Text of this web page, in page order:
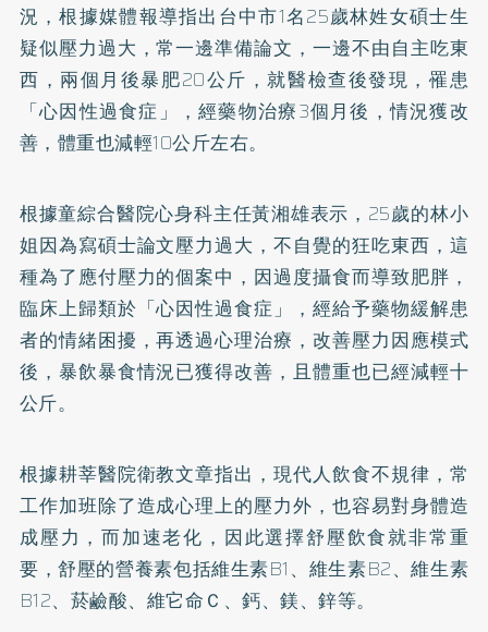
況，根據媒體報導指出台中市1名25歲林姓女碩士生
疑似壓力過大，常一邊準備論文，一邊不由自主吃東
西，兩個月後暴肥20公斤，就醫檢查後發現，罹患
「心因性過食症」，經藥物治療3個月後，情況獲改
善，體重也減輕10公斤左右。
根據童綜合醫院心身科主任黃湘雄表示，25歲的林小
姐因為寫碩士論文壓力過大，不自覺的狂吃東西，這
種為了應付壓力的個案中，因過度攝食而導致肥胖 ，
臨床上歸類於「心因性過食症」，經給予藥物緩解患
者的情緒困擾，再透過心理治療，改善壓力因應模式
後，暴飲暴食情況已獲得改善，且體重也已經減輕十
公斤。
根據耕莘醫院衛教文章指出，現代人飲食不規律，常
工作加班除了造成心理上的壓力外，也容易對身體造
成壓力，而加速老化，因此選擇舒壓飲食就非常重
要，舒壓的營養素包括維生素B1、維生素B2、維生素
B12、菸鹼酸、維它命Ｃ、鈣、鎂、鋅等。